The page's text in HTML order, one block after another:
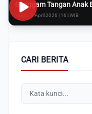
Genggam Tangan
Rabu, 8 April 2026 | 16:i WIB
CARI BERITA